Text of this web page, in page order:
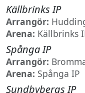
Källbrinks IP
Arrangör:
Arena: Källbrinks
Spånga IP
Arrangör:
Arena: Spånga IP
Sundbybergs IP